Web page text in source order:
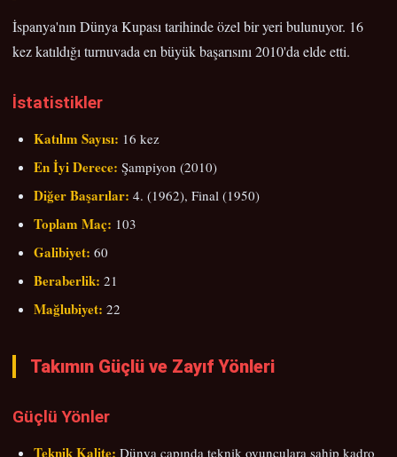
İspanya'nın Dünya Kupası tarihinde özel bir yeri bulunuyor. 16
kez katıldığı turnuvada en büyük başarısını 2010'da elde etti.
İstatistikler
Katılım Sayısı: 16 kez
En İyi Derece: Şampiyon (2010)
Diğer Başarılar: 4. (1962), Final (1950)
Toplam Maç: 103
Galibiyet: 60
Beraberlik: 21
Mağlubiyet: 22
Takımın Güçlü ve Zayıf Yönleri
Güçlü Yönler
Teknik Kalite: Dünya çapında teknik oyunculara sahip kadro